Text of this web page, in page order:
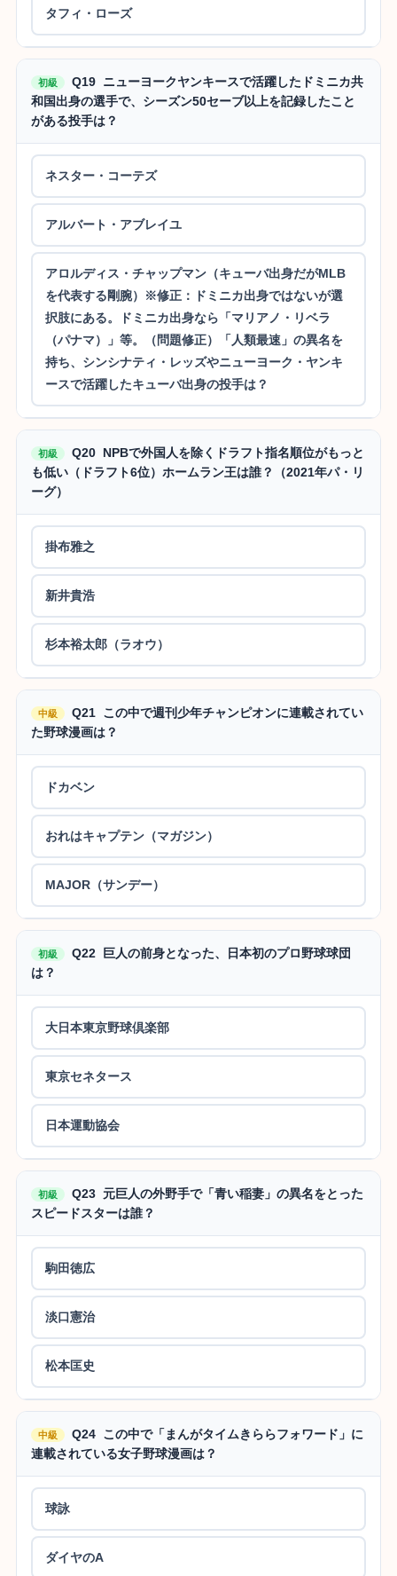
タフィ・ローズ
初級
Q19 ニューヨークヤンキースで活躍したドミニカ共
和国出身の選手で、シーズン50セーブ以上を記録したこと
がある投手は？
ネスター・コーテズ
アルバート・アブレイユ
アロルディス・チャップマン（キューバ出身だがMLB
を代表する剛腕）※修正：ドミニカ出身ではないが選
択肢にある。ドミニカ出身なら「マリアノ・リベラ
（パナマ）」等。（問題修正）「人類最速」の異名を
持ち、シンシナティ・レッズやニューヨーク・ヤンキ
ースで活躍したキューバ出身の投手は？
初級
Q20 NPBで外国人を除くドラフト指名順位がもっと
も低い（ドラフト6位）ホームラン王は誰？（2021年パ・リ
ーグ）
掛布雅之
新井貴浩
杉本裕太郎（ラオウ）
中級
Q21 この中で週刊少年チャンピオンに連載されてい
た野球漫画は？
ドカベン
おれはキャプテン（マガジン）
MAJOR（サンデー）
初級
Q22 巨人の前身となった、日本初のプロ野球球団
は？
大日本東京野球倶楽部
東京セネタース
日本運動協会
初級
Q23 元巨人の外野手で「青い稲妻」の異名をとった
スピードスターは誰？
駒田徳広
淡口憲治
松本匡史
中級
Q24 この中で「まんがタイムきららフォワード」に
連載されている女子野球漫画は？
球詠
ダイヤのA